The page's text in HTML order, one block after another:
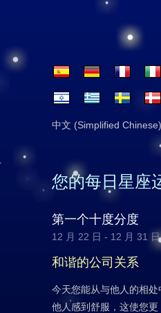
中文 (Simplified Chinese)
您的每日星座
第一个十度分度
12 月 22 日 - 12 月 31 日
和谐的公司关系
今天您能从与他人的相
他人感到舒服，这使您